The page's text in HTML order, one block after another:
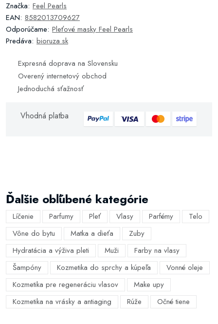
Značka: Feel Pearls
EAN: 8582013709627
Odporúčame: Pleťové masky Feel Pearls
Predáva: bioruza.sk
Expresná doprava na Slovensku
Overený internetový obchod
Jednoduchá sťažnosť
Vhodná platba
Ďalšie obľúbené kategórie
Líčenie Parfumy Pleť Vlasy Parfémy
Telo
Vône do bytu
Matka a dieťa
Zuby
Hydratácia a výživa pleti
Muži
Farby na vlasy
Šampóny
Kozmetika do sprchy a kúpeľa
Vonné oleje
Kozmetika pre regeneráciu vlasov
Make upy
Kozmetika na vrásky a antiaging
Rúže Očné tiene